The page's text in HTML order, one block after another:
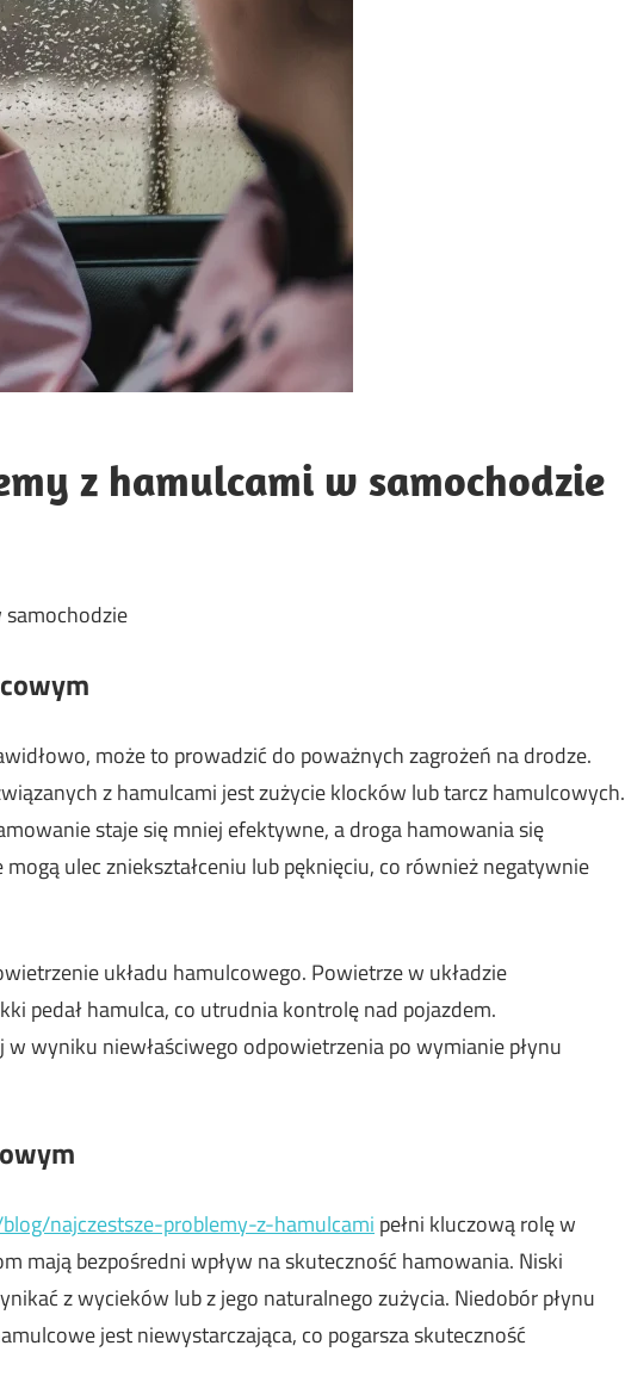
z hamulcami w samochodzie
samochodzie
może to prowadzić do poważnych zagrożeń na drodze.
z hamulcami jest zużycie klocków lub tarcz hamulcowych.
staje się mniej efektywne, a droga hamowania się
ulec zniekształceniu lub pęknięciu, co również negatywnie
układu hamulcowego. Powietrze w układzie
pedał hamulca, co utrudnia kontrolę nad pojazdem.
wyniku niewłaściwego odpowietrzenia po wymianie płynu
najczestsze-problemy-z-hamulcami pełni kluczową rolę w
mają bezpośredni wpływ na skuteczność hamowania. Niski
z wycieków lub z jego naturalnego zużycia. Niedobór płynu
jest niewystarczająca, co pogarsza skuteczność